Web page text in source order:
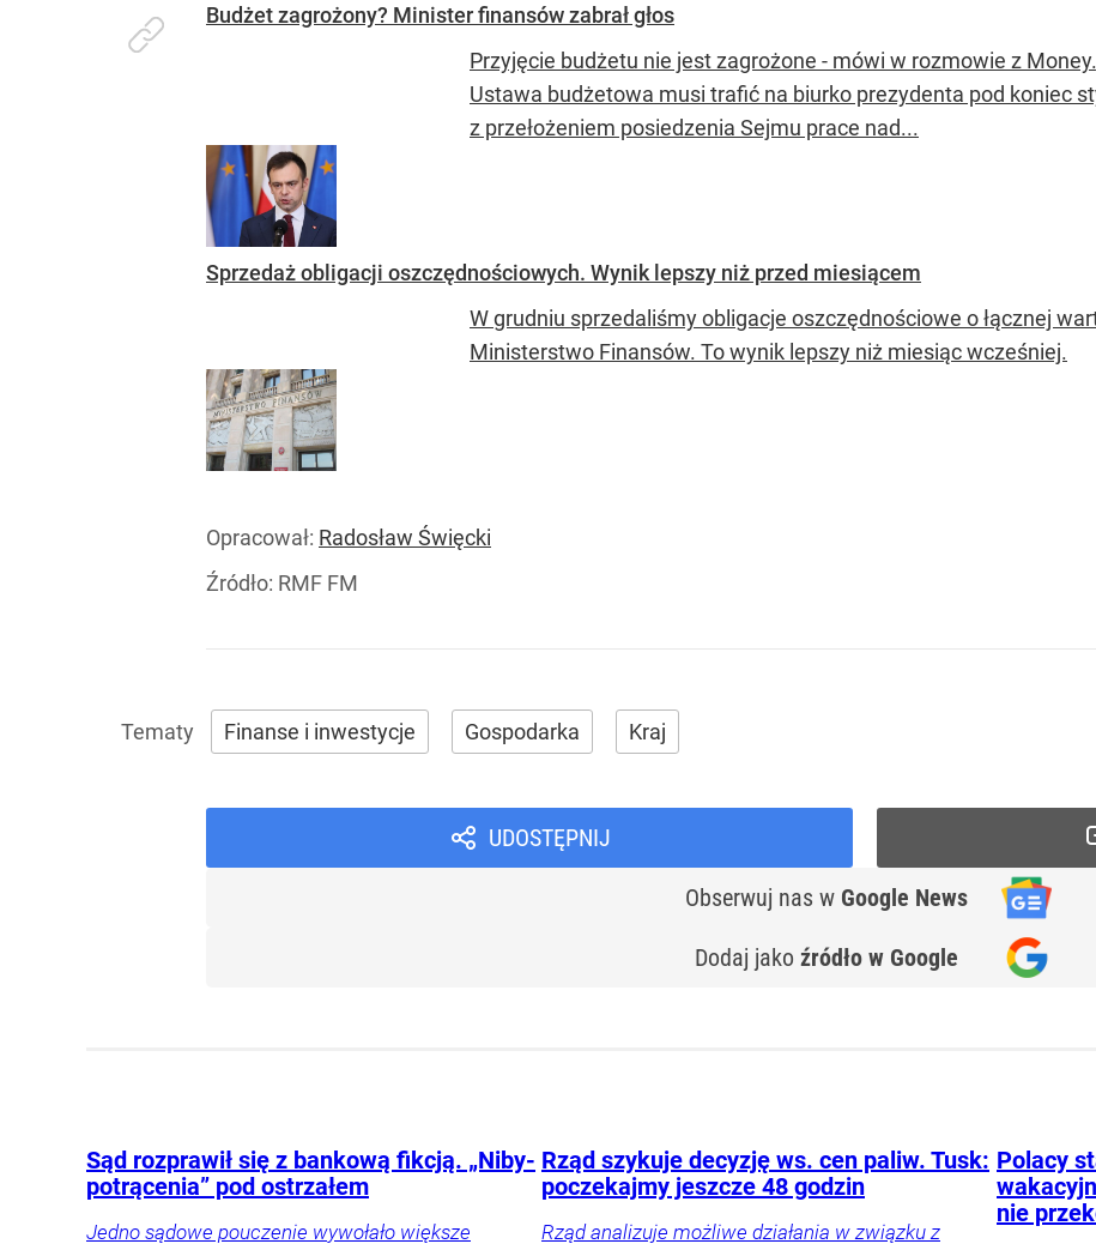
Budżet zagrożony? Minister finansów zabrał głos
Przyjęcie budżetu nie jest zagrożone - mówi w rozmowie z
Ustawa budżetowa musi trafić na biurko prezydenta pod koniec
z przełożeniem posiedzenia Sejmu prace nad...
Sprzedaż obligacji oszczędnościowych. Wynik lepszy niż przed miesiącem
W grudniu sprzedaliśmy obligacje oszczędnościowe o łącznej
Ministerstwo Finansów. To wynik lepszy niż miesiąc wcześniej.
Opracował: Radosław Święcki
Źródło: RMF FM
Finanse i inwestycje Gospodarka Kraj
UDOSTĘPNIJ
Obserwuj nas w Google News
Dodaj jako źródło w Google
Sąd rozprawił się z bankową fikcją. „Niby-
potrącenia” pod ostrzałem
Jedno sądowe pouczenie wywołało większe
Rząd szykuje decyzję ws. cen paliw. Tusk:
poczekajmy jeszcze 48 godzin
Rząd analizuje możliwe działania w związku z
Polacy
nie